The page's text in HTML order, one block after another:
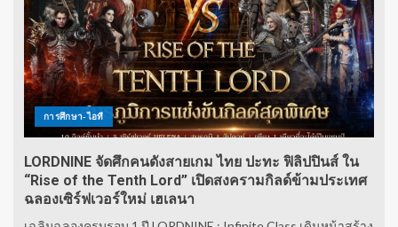
การศึกษา-ไอที
LORDNINE จัดศึกคนดังสายเกม ไทย ปะทะ ฟิลิปปินส์ ใน
“Rise of the Tenth Lord” เปิดสงครามกิลด์ข้ามประเทศ
ฉลองเซิร์ฟเวอร์ใหม่ เฮเลนา